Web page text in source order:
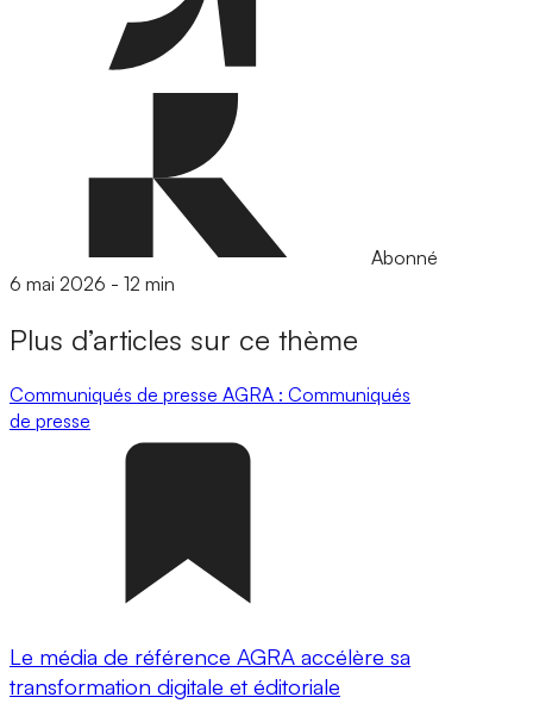
Abonné
6 mai 2026 - 12 min
Plus d’articles sur ce thème
Communiqués de presse AGRA : Communiqués
de presse
Le média de référence AGRA accélère sa
transformation digitale et éditoriale